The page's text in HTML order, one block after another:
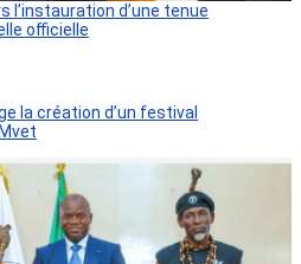
l’instauration d’une tenue
officielle
la création d’un festival